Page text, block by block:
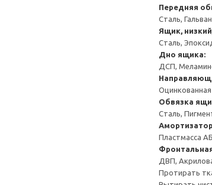
Передняя
Сталь,
Ящик,
Сталь,
Дно ящика:
ДСП,
Оцинкованная
Обвязка
Сталь,
Пластмасса
ДВП,
Протирать